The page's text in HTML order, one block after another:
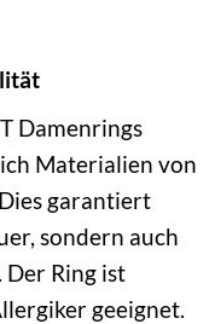
Damenrings
Materialien von
garantiert
sondern auch
Ring ist
geeignet.